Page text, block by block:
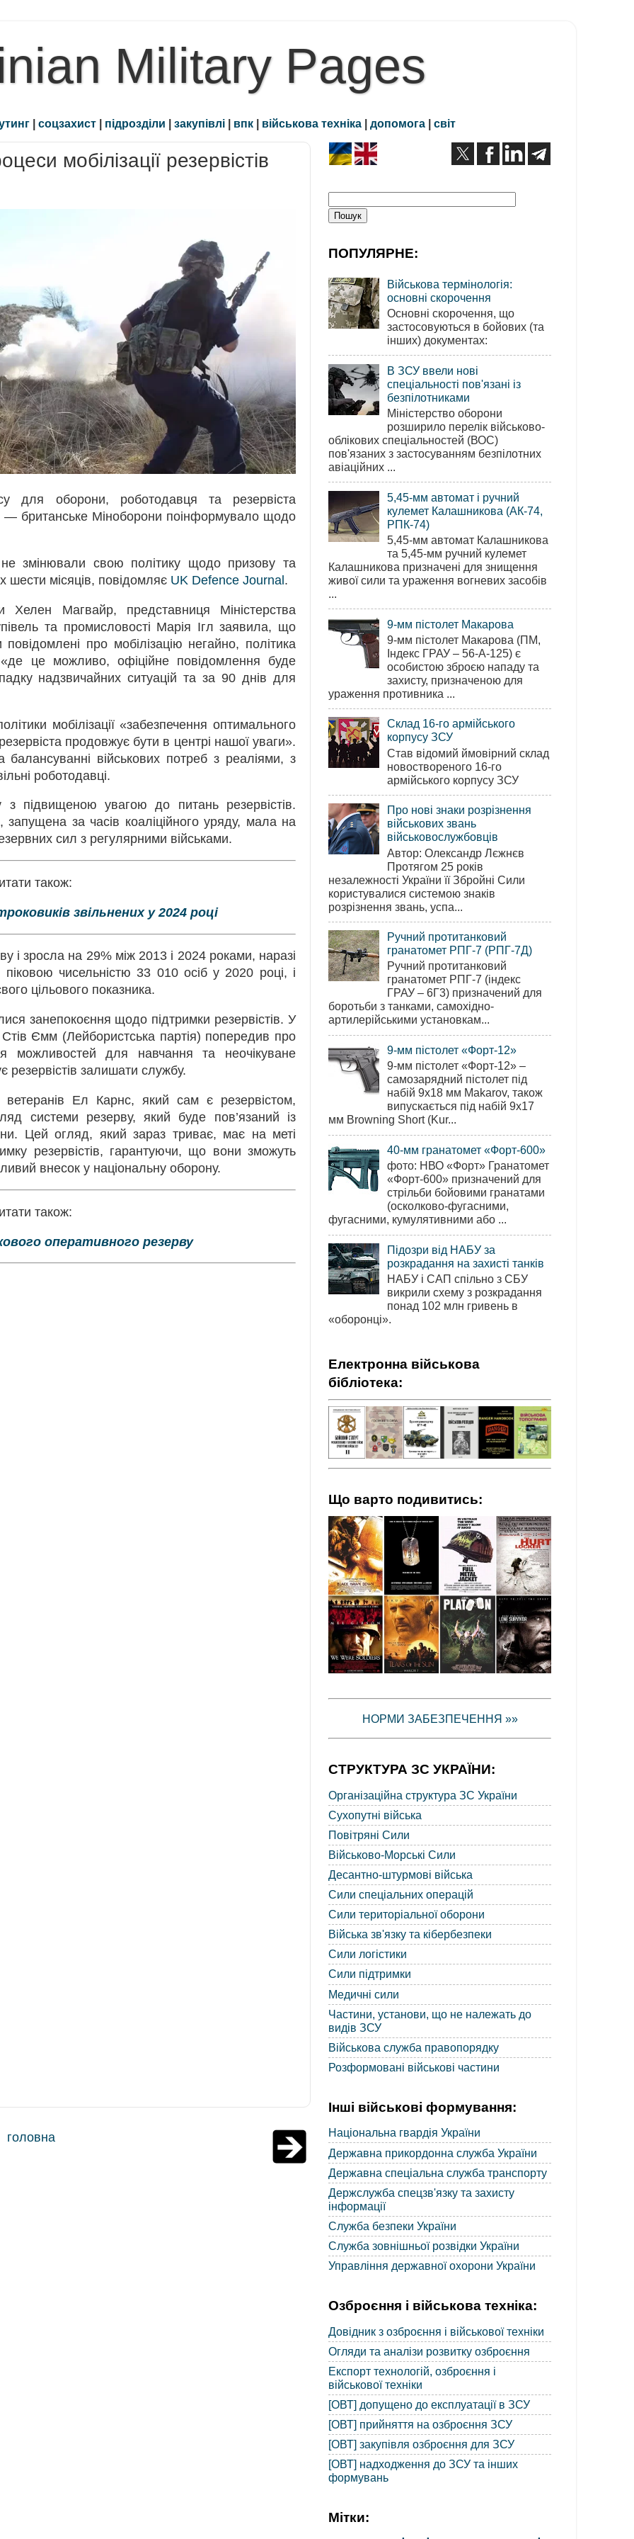
Military Pages
| соцзахист | підрозділи | закупівлі | впк | військова техніка | допомога | світ
мобілізації резервістів
для оборони, роботодавця та резервіста
— британське Міноборони поінформувало щодо
змінювали свою політику щодо призову та
шести місяців, повідомляє UK Defence Journal.
Хелен Магвайр, представниця Міністерства
та промисловості Марія Ігл заявила, що
про мобілізацію негайно, політика
це можливо, офіційне повідомлення буде
надзвичайних ситуацій та за 90 днів для
мобілізації «забезпечення оптимального
продовжує бути в центрі нашої уваги».
військових потреб з реаліями, з
роботодавці.
підвищеною увагою до питань резервістів.
за часів коаліційного уряду, мала на
сил з регулярними військами.
також:
звільнених у 2024 році
і зросла на 29% між 2013 і 2024 роками, наразі
піковою чисельністю 33 010 осіб у 2020 році, і
цільового показника.
занепокоєння щодо підтримки резервістів. У
Ємм (Лейбористська партія) попередив про
можливостей для навчання та неочікуване
резервістів залишати службу.
Ел Карнс, який сам є резервістом,
системи резерву, який буде пов’язаний із
Цей огляд, який зараз триває, має на меті
резервістів, гарантуючи, що вони зможуть
внесок у національну оборону.
також:
оперативного резерву
головна
ПОПУЛЯРНЕ:
Військова термінологія:
основні скорочення
Основні скорочення, що
застосовуються в бойових (та
інших) документах:
В ЗСУ ввели нові
спеціальності пов'язані із
безпілотниками
Міністерство оборони
розширило перелік військово-
облікових спеціальностей (ВОС)
пов'язаних з застосуванням безпілотних
авіаційних ...
5,45-мм автомат і ручний
кулемет Калашникова (АК-74,
РПК-74)
5,45-мм автомат Калашникова
та 5,45-мм ручний кулемет
Калашникова призначені для знищення
живої сили та ураження вогневих засобів
...
9-мм пістолет Макарова
9-мм пістолет Макарова (ПМ,
Індекс ГРАУ – 56-А-125) є
особистою зброєю нападу та
захисту, призначеною для
ураження противника ...
Склад 16-го армійського
корпусу ЗСУ
Став відомий ймовірний склад
новоствореного 16-го
армійського корпусу ЗСУ
Про нові знаки розрізнення
військових звань
військовослужбовців
Автор: Олександр Лєжнєв
Протягом 25 років
незалежності України її Збройні Сили
користувалися системою знаків
розрізнення звань, успа...
Ручний протитанковий
гранатомет РПГ-7 (РПГ-7Д)
Ручний протитанковий
гранатомет РПГ-7 (індекс
ГРАУ – 6Г3) призначений для
боротьби з танками, самохідно-
артилерійськими установкам...
9-мм пістолет «Форт-12»
9-мм пістолет «Форт-12» –
самозарядний пістолет під
набій 9х18 мм Makarov, також
випускається під набій 9х17
мм Browning Short (Kur...
40-мм гранатомет «Форт-600»
фото: НВО «Форт» Гранатомет
«Форт-600» призначений для
стрільби бойовими гранатами
(осколково-фугасними,
фугасними, кумулятивними або ...
Підозри від НАБУ за
розкрадання на захисті танків
НАБУ і САП спільно з СБУ
викрили схему з розкрадання
понад 102 млн гривень в
«оборонці».
Електронна військова
бібліотека:
Що варто подивитись:
НОРМИ ЗАБЕЗПЕЧЕННЯ »»
СТРУКТУРА ЗС УКРАЇНИ:
Організаційна структура ЗС України
Сухопутні війська
Повітряні Сили
Військово-Морські Сили
Десантно-штурмові війська
Сили спеціальних операцій
Сили територіальної оборони
Війська зв'язку та кібербезпеки
Сили логістики
Сили підтримки
Медичні сили
Частини, установи, що не належать до
видів ЗСУ
Військова служба правопорядку
Розформовані військові частини
Інші військові формування:
Національна гвардія України
Державна прикордонна служба України
Державна спеціальна служба транспорту
Держслужба спецзв'язку та захисту
інформації
Служба безпеки України
Служба зовнішньої розвідки України
Управління державної охорони України
Озброєння і військова техніка:
Довідник з озброєння і військової техніки
Огляди та аналізи розвитку озброєння
Експорт технологій, озброєння і
військової техніки
[ОВТ] допущено до експлуатації в ЗСУ
[ОВТ] прийняття на озброєння ЗСУ
[ОВТ] закупівля озброєння для ЗСУ
[ОВТ] надходження до ЗСУ та інших
формувань
Мітки: